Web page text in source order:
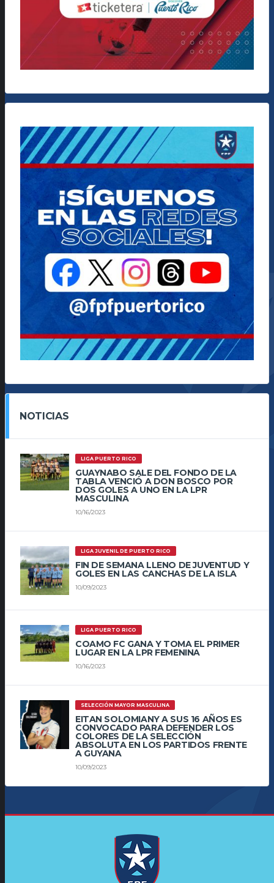
NOTICIAS
LIGA PUERTO RICO
GUAYNABO SALE DEL FONDO DE LA
TABLA VENCIÓ A DON BOSCO POR
DOS GOLES A UNO EN LA LPR
MASCULINA
10/16/2023
LIGA JUVENIL DE PUERTO RICO
FIN DE SEMANA LLENO DE JUVENTUD Y
GOLES EN LAS CANCHAS DE LA ISLA
10/09/2023
LIGA PUERTO RICO
COAMO FC GANA Y TOMA EL PRIMER
LUGAR EN LA LPR FEMENINA
10/16/2023
SELECCIÓN MAYOR MASCULINA
EITAN SOLOMIANY A SUS 16 AÑOS ES
CONVOCADO PARA DEFENDER LOS
COLORES DE LA SELECCIÓN
ABSOLUTA EN LOS PARTIDOS FRENTE
A GUYANA
10/09/2023